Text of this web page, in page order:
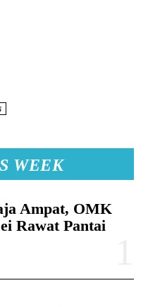
WEEK
Ampat, OMK
Rawat Pantai